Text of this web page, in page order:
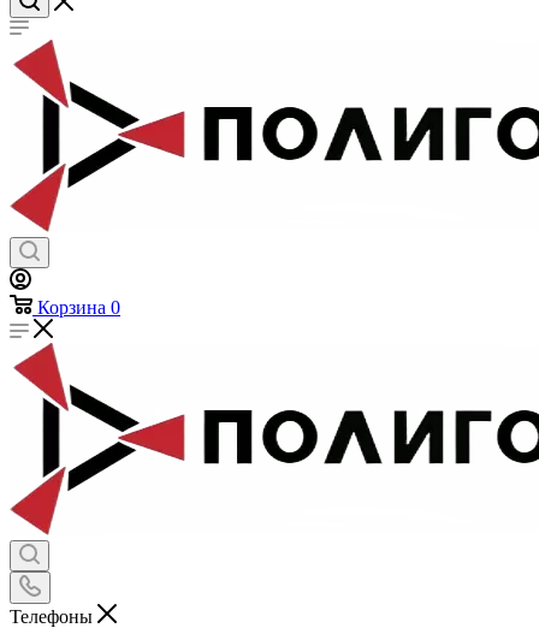
Корзина 0
Телефоны